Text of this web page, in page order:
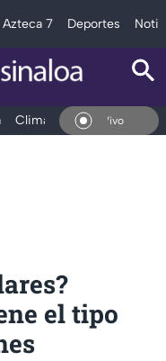
Azteca 7 Deportes
Clima Deportes
En Vivo
el tipo